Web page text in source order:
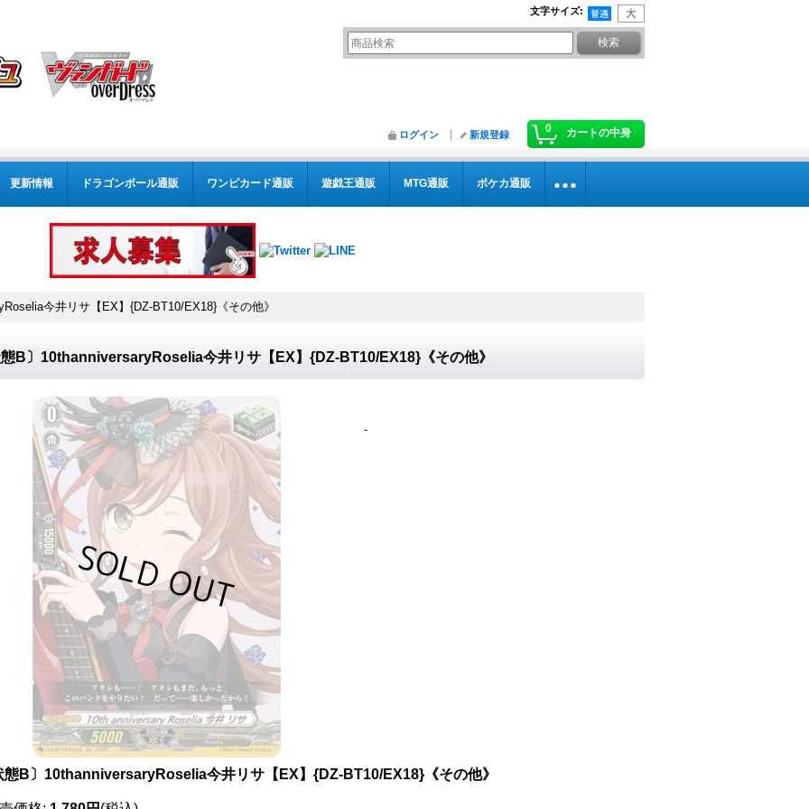
文字サイズ:
0 カートの中身
ログイン 新規登録
更新情報 ドラゴンボール通販 ワンピカード通販 遊戯王通販 MTG通販 ポケカ通販
今井リサ【EX】{DZ-BT10/EX18}《その他》
B〕10thanniversaryRoselia今井リサ【EX】{DZ-BT10/EX18}《その他》
-
態B〕10thanniversaryRoselia今井リサ【EX】{DZ-BT10/EX18}《その他》